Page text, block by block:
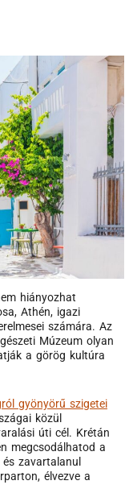
hiányozhat
Athén, igazi
számára. Az
Múzeum olyan
a görög kultúra
gyönyörű szigetei
közül
úti cél. Krétán
megcsodálhatod a
zavartalanul
élvezve a